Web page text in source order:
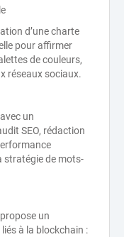
d’une charte
pour affirmer
de couleurs,
réseaux sociaux.
un
SEO, rédaction
stratégie de mots-
un
à la blockchain :